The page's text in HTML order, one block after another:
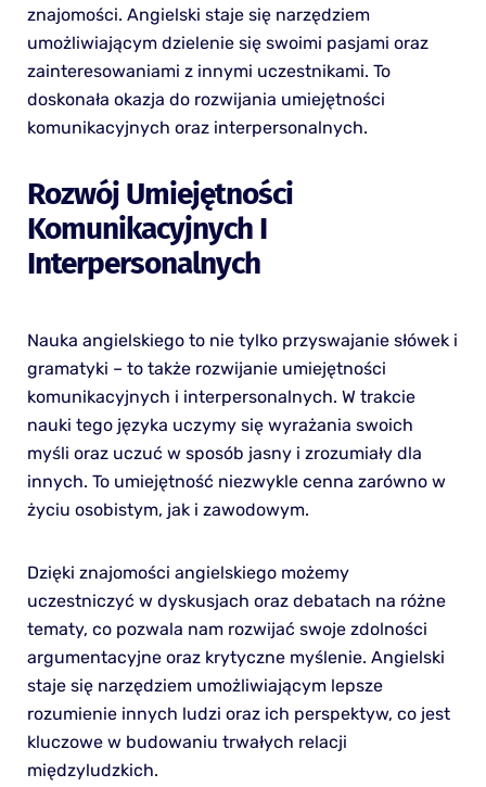
znajomości. Angielski staje się narzędziem
umożliwiającym dzielenie się swoimi pasjami oraz
zainteresowaniami z innymi uczestnikami. To
doskonała okazja do rozwijania umiejętności
komunikacyjnych oraz interpersonalnych.
Rozwój Umiejętności
Komunikacyjnych I
Interpersonalnych
Nauka angielskiego to nie tylko przyswajanie słówek i
gramatyki – to także rozwijanie umiejętności
komunikacyjnych i interpersonalnych. W trakcie
nauki tego języka uczymy się wyrażania swoich
myśli oraz uczuć w sposób jasny i zrozumiały dla
innych. To umiejętność niezwykle cenna zarówno w
życiu osobistym, jak i zawodowym.
Dzięki znajomości angielskiego możemy
uczestniczyć w dyskusjach oraz debatach na różne
tematy, co pozwala nam rozwijać swoje zdolności
argumentacyjne oraz krytyczne myślenie. Angielski
staje się narzędziem umożliwiającym lepsze
rozumienie innych ludzi oraz ich perspektyw, co jest
kluczowe w budowaniu trwałych relacji
międzyludzkich.